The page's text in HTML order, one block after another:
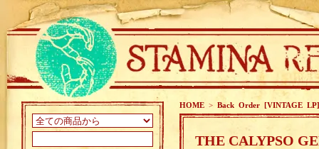
HOME > Back Order [VINTAGE LP]
THE CALYPSO